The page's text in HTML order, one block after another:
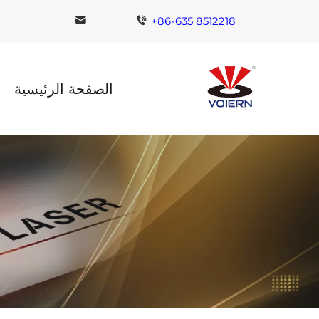
+86-635 8512218
الصفحة الرئيسية